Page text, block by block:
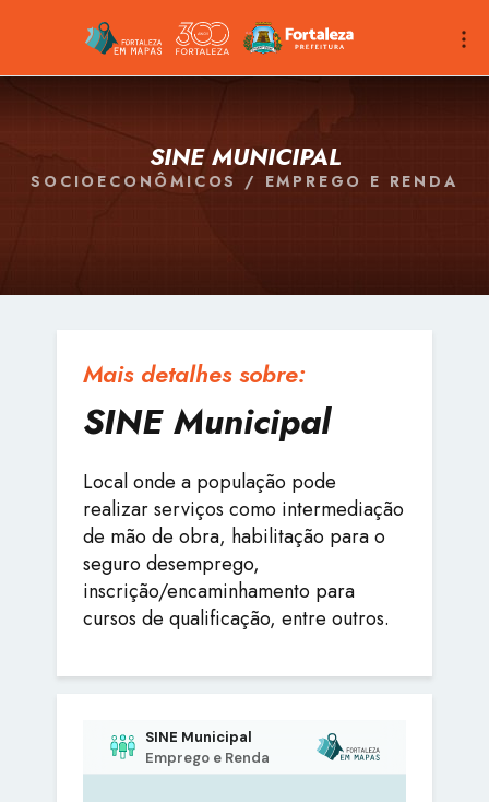
SINE MUNICIPAL
SOCIOECONÔMICOS / EMPREGO E RENDA
Mais detalhes sobre:
SINE Municipal
Local onde a população pode
realizar serviços como intermediação
de mão de obra, habilitação para o
seguro desemprego,
inscrição/encaminhamento para
cursos de qualificação, entre outros.